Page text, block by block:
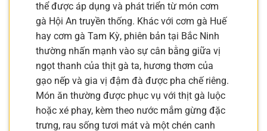
thể được áp dụng và phát triển từ món cơm
gà Hội An truyền thống. Khác với cơm gà Huế
hay cơm gà Tam Kỳ, phiên bản tại Bắc Ninh
thường nhấn mạnh vào sự cân bằng giữa vị
ngọt thanh của thịt gà ta, hương thơm của
gạo nếp và gia vị đậm đà được pha chế riêng.
Món ăn thường được phục vụ với thịt gà luộc
hoặc xé phay, kèm theo nước mắm gừng đặc
trưng, rau sống tươi mát và một chén canh